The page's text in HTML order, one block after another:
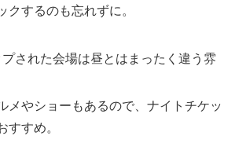
クするのも忘れずに。
された会場は昼とはまったく違う雰
ショーもあるので、ナイトチケッ
すすめ。